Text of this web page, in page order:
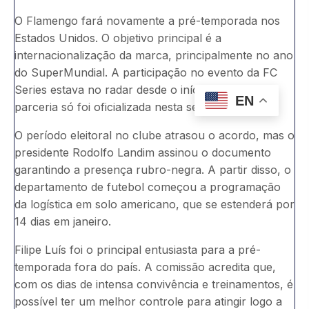
EN
O Flamengo fará novamente a pré-temporada nos
Estados Unidos. O objetivo principal é a
internacionalização da marca, principalmente no ano
do SuperMundial. A participação no evento da FC
Series estava no radar desde o início do ano, mas
parceria só foi oficializada nesta semana.
O período eleitoral no clube atrasou o acordo, mas o
presidente Rodolfo Landim assinou o documento
garantindo a presença rubro-negra. A partir disso, o
departamento de futebol começou a programação
da logística em solo americano, que se estenderá por
14 dias em janeiro.
Filipe Luís foi o principal entusiasta para a pré-
temporada fora do país. A comissão acredita que,
com os dias de intensa convivência e treinamentos, é
possível ter um melhor controle para atingir logo a